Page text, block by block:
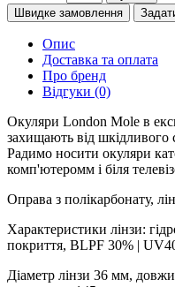
Швидке замовлення
Опис
Доставка та оплата
Про бренд
Відгуки (0)
Окуляри London Mole в
захищають від шкідливого
Радимо носити окуляри
комп'ютеромм і біля
Оправа з полікарбонату,
Характеристики лінзи:
покриття, BLPF 30% |
Діаметр лінзи 36 мм,